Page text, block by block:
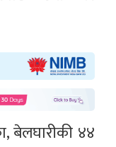
बेलघारीकी ४४